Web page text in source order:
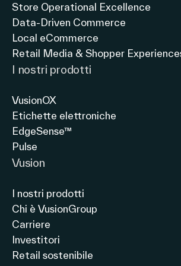
Store Operational Excellence
Data-Driven Commerce
Local eCommerce
Retail Media & Shopper
I nostri prodotti
VusionOX
Etichette elettroniche
EdgeSense™
Pulse
Vusion
I nostri prodotti
Chi è VusionGroup
Carriere
Investitori
Retail sostenibile